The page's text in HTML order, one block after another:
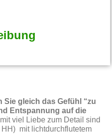
Sie gleich das Gefühl “zu
Entspannung auf die
viel Liebe zum Detail sind
mit lichtdurchflutetem